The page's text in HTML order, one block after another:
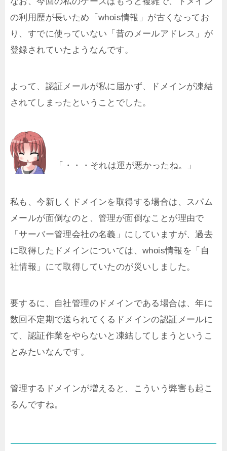
の利用歴が長いため「whois情報」が古くなってお
り、すでに使っていない「昔のメールアドレス」が
登録されていたようなんです。
よって、認証メールが私に届かず、ドメインが凍結
されてしまったということでした。
「・・・それは運が悪かったね。」
私も、今新しくドメインを取得する場合は、スパム
メールが面倒なのと、管理が面倒なことが理由で
「サーバー管理会社の名義」にしていますが、過去
に取得したドメインについては、whois情報を「自
社情報」にて取得していたのが災いしました。
要するに、自社管理のドメインである場合は、年に
数回不定期で送られてくるドメインの認証メールに
て、認証作業をやらないと凍結してしまうというこ
とみたいなんです。
管理するドメインが増えると、こういう弊害も起こ
るんですね。